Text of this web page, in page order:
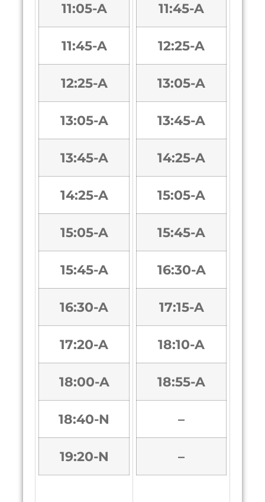
11:05-A
11:45-A
12:25-A
13:05-A
13:45-A
14:25-A
15:05-A
15:45-A
16:30-A
17:20-A
18:00-A
18:40-N
19:20-N
11:45-A
12:25-A
13:05-A
13:45-A
14:25-A
15:05-A
15:45-A
16:30-A
17:15-A
18:10-A
18:55-A
–
–